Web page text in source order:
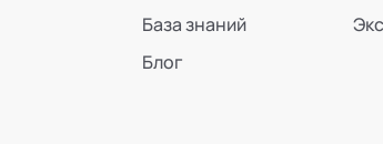
База знаний
Блог